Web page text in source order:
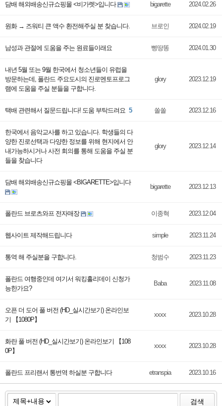
담배 해외배송신규쇼핑몰 <비가렛>입니다 bigarette 2024.02.26
원화 → 즈워티 큰 액수 환전해주실 분 찾습니다. 브로인 2024.02.19
남성과 관절에 도움을 주는 원료들이래요 삥땅똥 2024.01.30
내년 5월 또는 9월 한국에서 청소년들이 유럽을
방문하는데, 폴란드 주요도시의 진로멘토프로그
램에 도움을 주실 분들을 구합니다.
glory 2023.12.19
택배 관련해서 질문드립니다! 도움 부탁드려요 5 쏠쏠 2023.12.16
한국에서 음악교사를 하고 있습니다. 학생들의 다
양한 진로선택과 다양한 정보를 위해 현지에서 안
내가능하시거나 사전 회의를 통해 도움을 주실 분
들을 찾습니다
glory 2023.12.14
담배 해외배송신규쇼핑몰 <BIGARETTE>입니다
bigarette 2023.12.13
폴란드 브로츠와프 전자매장 이종혁 2023.12.04
웹사이트 제작해드립니다 simple 2023.11.24
통역 해 주실분을 구합니다. 청범수 2023.11.23
폴란드 여행중인데 여기서 워킹홀리데이 신청가
능한가요?
Baba 2023.11.08
오픈 더 도어 풀 버전 (HD_실시간보기) 온라인보
기 【1080P】
xxxx 2023.10.28
화란 풀 버전 (HD_실시간보기) 온라인보기 【108
0P】
xxxx 2023.10.28
폴란드 프리랜서 통번역 하실분 구합니다 etranspia 2023.10.16
검색